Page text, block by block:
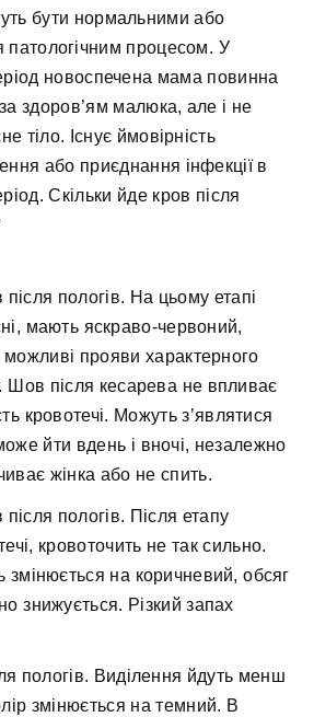
бути нормальними або
патологічним процесом. У
новоспечена мама повинна
здоров’ям малюка, але і не
тіло. Існує ймовірність
або приєднання інфекції в
Скільки йде кров після
після пологів. На цьому етапі
мають яскраво-червоний,
можливі прояви характерного
Шов після кесарева не впливає
кровотечі. Можуть з’являтися
йти вдень і вночі, незалежно
жінка або не спить.
після пологів. Після етапу
кровоточить не так сильно.
змінюється на коричневий, обсяг
знижується. Різкий запах
пологів. Виділення йдуть менш
змінюється на темний. В